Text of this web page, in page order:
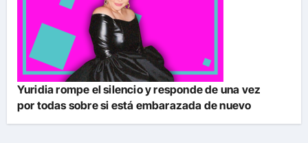
Yuridia rompe el silencio y responde de una vez
por todas sobre si está embarazada de nuevo